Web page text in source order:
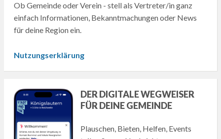
Ob Gemeinde oder Verein - stell als Vertreter/in ganz
einfach Informationen, Bekanntmachungen oder News
für deine Region ein.
Nutzungserklärung
DER DIGITALE WEGWEISER
FÜR DEINE GEMEINDE
Plauschen, Bieten, Helfen, Events